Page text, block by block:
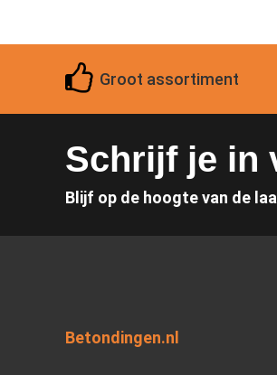
Groot assortiment
Schrijf je in
Blijf op de hoogte van de
Betondingen.nl